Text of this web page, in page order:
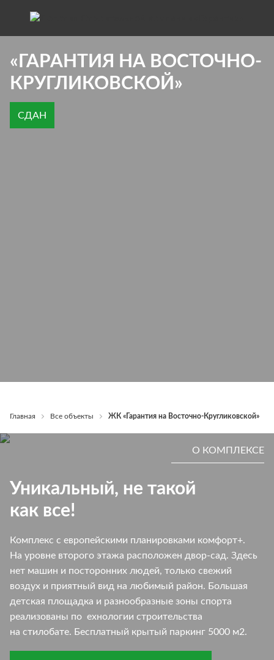
СДАН
«ГАРАНТИЯ НА ВОСТОЧНО-
КРУГЛИКОВСКОЙ»
Главная Все объекты ЖК «Гарантия на Восточно-Кругликовской»
О КОМПЛЕКСЕ
Уникальный, не такой
как все!
Комплекс с европейскими планировками комфорт+.
На уровне второго этажа расположен двор-сад. Здесь
нет машин и посторонних людей, только свежий
воздух и приятный вид на любимый район. Большая
детская площадка и разнообразные зоны спорта
реализованы по ехнологии строительства
на стилобате. Бесплатный крытый паркинг 5000 м2.